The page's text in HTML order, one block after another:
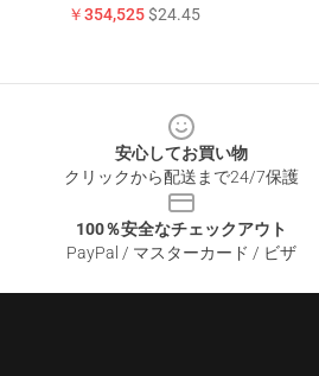
￥354,525$24.45
安心してお買い物
クリックから配送まで24/7保護
100％安全なチェックアウト
PayPal / マスターカード / ビザ